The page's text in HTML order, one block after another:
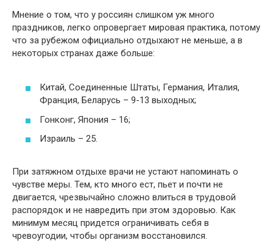
Мнение о том, что у россиян слишком уж много
праздников, легко опровергает мировая практика, потому
что за рубежом официально отдыхают не меньше, а в
некоторых странах даже больше:
Китай, Соединенные Штаты, Германия, Италия,
Франция, Беларусь – 9-13 выходных;
Гонконг, Япония – 16;
Израиль – 25.
При затяжном отдыхе врачи не устают напоминать о
чувстве меры. Тем, кто много ест, пьет и почти не
двигается, чрезвычайно сложно влиться в трудовой
распорядок и не навредить при этом здоровью. Как
минимум месяц придется ограничивать себя в
чревоугодии, чтобы организм восстановился.